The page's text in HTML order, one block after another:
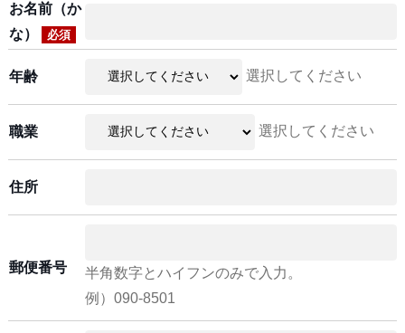
お名前（か
な）
必須
年齢 選択してください
職業 選択してください
住所
郵便番号
半角数字とハイフンのみで入力。
例）090-8501